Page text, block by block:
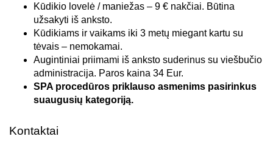
Kūdikio lovelė / maniežas – 9 € nakčiai. Būtina
užsakyti iš anksto.
Kūdikiams ir vaikams iki 3 metų miegant kartu su
tėvais – nemokamai.
Augintiniai priimami iš anksto suderinus su viešbučio
administracija. Paros kaina 34 Eur.
SPA procedūros priklauso asmenims pasirinkus
suaugusių kategoriją.
Kontaktai